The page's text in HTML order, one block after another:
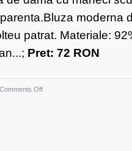
cu
guler
drapat
si
fluture
moderna
patrat. Materiale:
Pret: 72 RON
Comments Offon